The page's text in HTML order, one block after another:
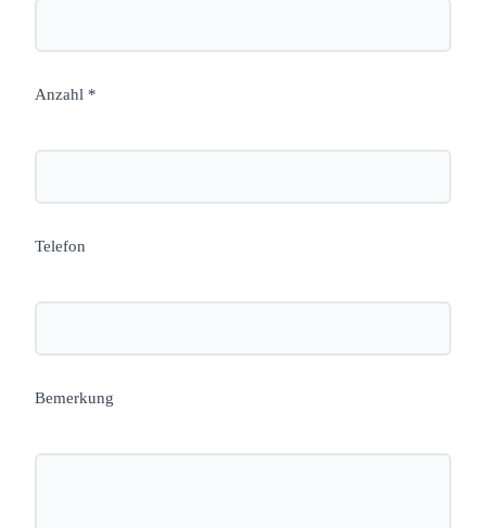
Anzahl *
Telefon
Bemerkung